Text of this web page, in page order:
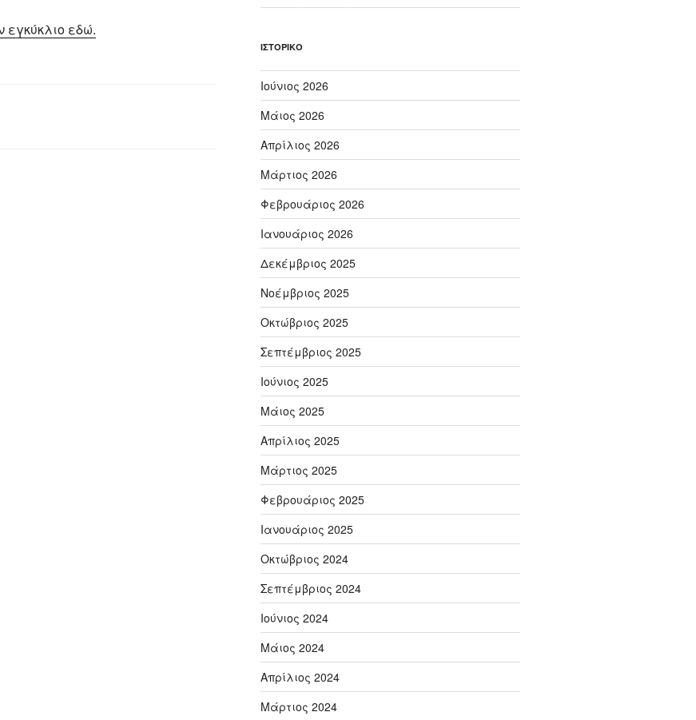
εγκύκλιο εδώ.
ΙΣΤΟΡΙΚΌ
Ιούνιος 2026
Μάιος 2026
Απρίλιος 2026
Μάρτιος 2026
Φεβρουάριος 2026
Ιανουάριος 2026
Δεκέμβριος 2025
Νοέμβριος 2025
Οκτώβριος 2025
Σεπτέμβριος 2025
Ιούνιος 2025
Μάιος 2025
Απρίλιος 2025
Μάρτιος 2025
Φεβρουάριος 2025
Ιανουάριος 2025
Οκτώβριος 2024
Σεπτέμβριος 2024
Ιούνιος 2024
Μάιος 2024
Απρίλιος 2024
Μάρτιος 2024